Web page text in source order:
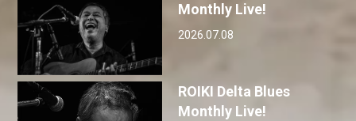
Monthly Live!
2026.07.08
ROIKI Delta Blues
Monthly Live!